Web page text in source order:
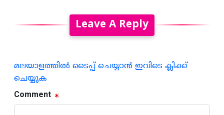
Leave A Reply
മലയാളത്തില്‍ ടൈപ്പ് ചെയ്യാന്‍ ഇവിടെ ക്ലിക്ക്
ചെയ്യുക
Comment